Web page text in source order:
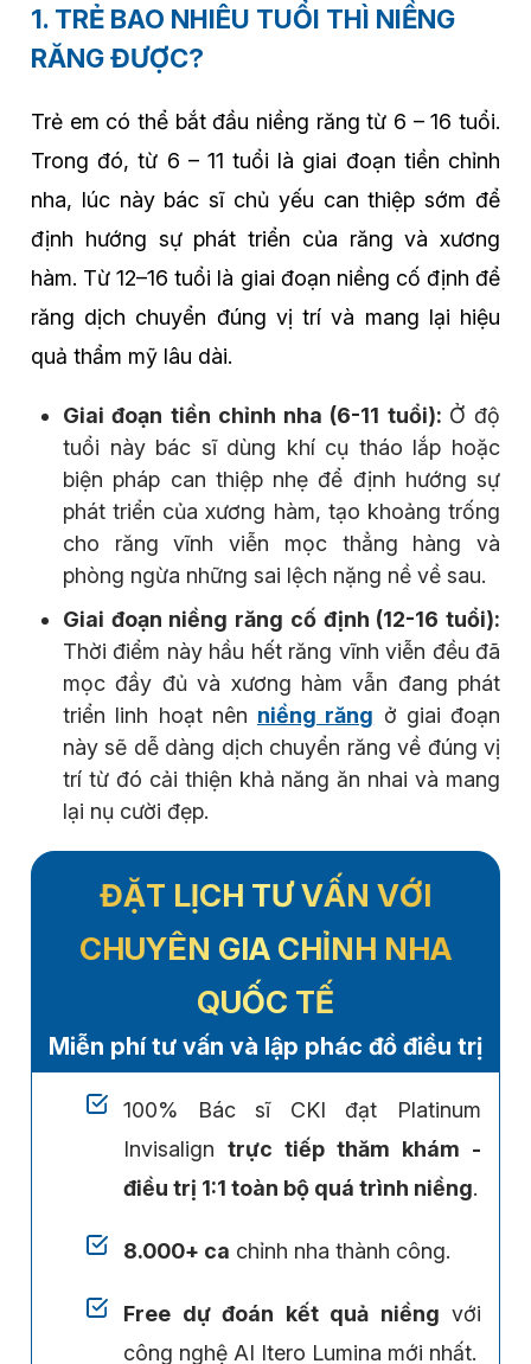
1. TRẺ BAO NHIÊU TUỔI THÌ NIỀNG
RĂNG ĐƯỢC?
Trẻ em có thể bắt đầu niềng răng từ 6 – 16 tuổi.
Trong đó, từ 6 – 11 tuổi là giai đoạn tiền chỉnh
nha, lúc này bác sĩ chủ yếu can thiệp sớm để
định hướng sự phát triển của răng và xương
hàm. Từ 12–16 tuổi là giai đoạn niềng cố định để
răng dịch chuyển đúng vị trí và mang lại hiệu
quả thẩm mỹ lâu dài.
Giai đoạn tiền chỉnh nha (6-11 tuổi): Ở độ
tuổi này bác sĩ dùng khí cụ tháo lắp hoặc
biện pháp can thiệp nhẹ để định hướng sự
phát triển của xương hàm, tạo khoảng trống
cho răng vĩnh viễn mọc thẳng hàng và
phòng ngừa những sai lệch nặng nề về sau.
Giai đoạn niềng răng cố định (12-16 tuổi):
Thời điểm này hầu hết răng vĩnh viễn đều đã
mọc đầy đủ và xương hàm vẫn đang phát
triển linh hoạt nên niềng răng ở giai đoạn
này sẽ dễ dàng dịch chuyển răng về đúng vị
trí từ đó cải thiện khả năng ăn nhai và mang
lại nụ cười đẹp.
ĐẶT LỊCH TƯ VẤN VỚI
CHUYÊN GIA CHỈNH NHA
QUỐC TẾ
Miễn phí tư vấn và lập phác đồ điều trị
100% Bác sĩ CKI đạt Platinum
Invisalign trực tiếp thăm khám -
điều trị 1:1 toàn bộ quá trình niềng.
8.000+ ca chỉnh nha thành công.
Free dự đoán kết quả niềng với
công nghệ AI Itero Lumina mới nhất.